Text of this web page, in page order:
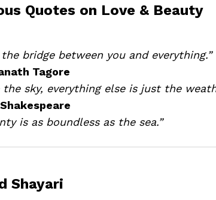
Quotes on Love & Beauty
the bridge between you and everything.”
Tagore
the sky, everything else is just the
is as boundless as the sea.”
Shayari